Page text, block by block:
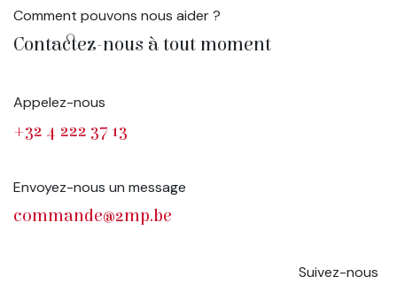
Comment pouvons nous aider ?
Contactez-nous à tout moment
Appelez-nous
+32 4 222 37 13
Envoyez-nous un message
commande@2mp.be
Suivez-nous